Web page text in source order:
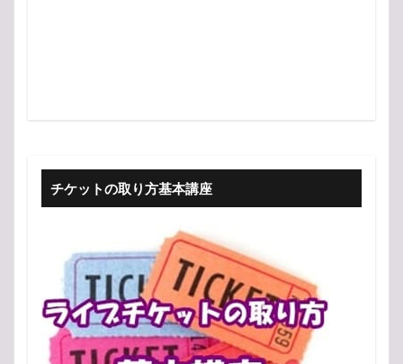
チケットの取り方基本講座